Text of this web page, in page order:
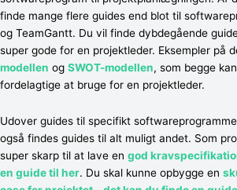
finde mange flere guides end blot til
og TeamGantt. Du vil finde dybdegående
super gode for en projektleder. Eksempler på
modellen og SWOT-modellen, som begge
fordelagtige at bruge for en projektleder.
Udover guides til specifikt
også findes guides til alt muligt andet. Som
super skarp til at lave en god
en guide til her. Du skal kunne opbygge en